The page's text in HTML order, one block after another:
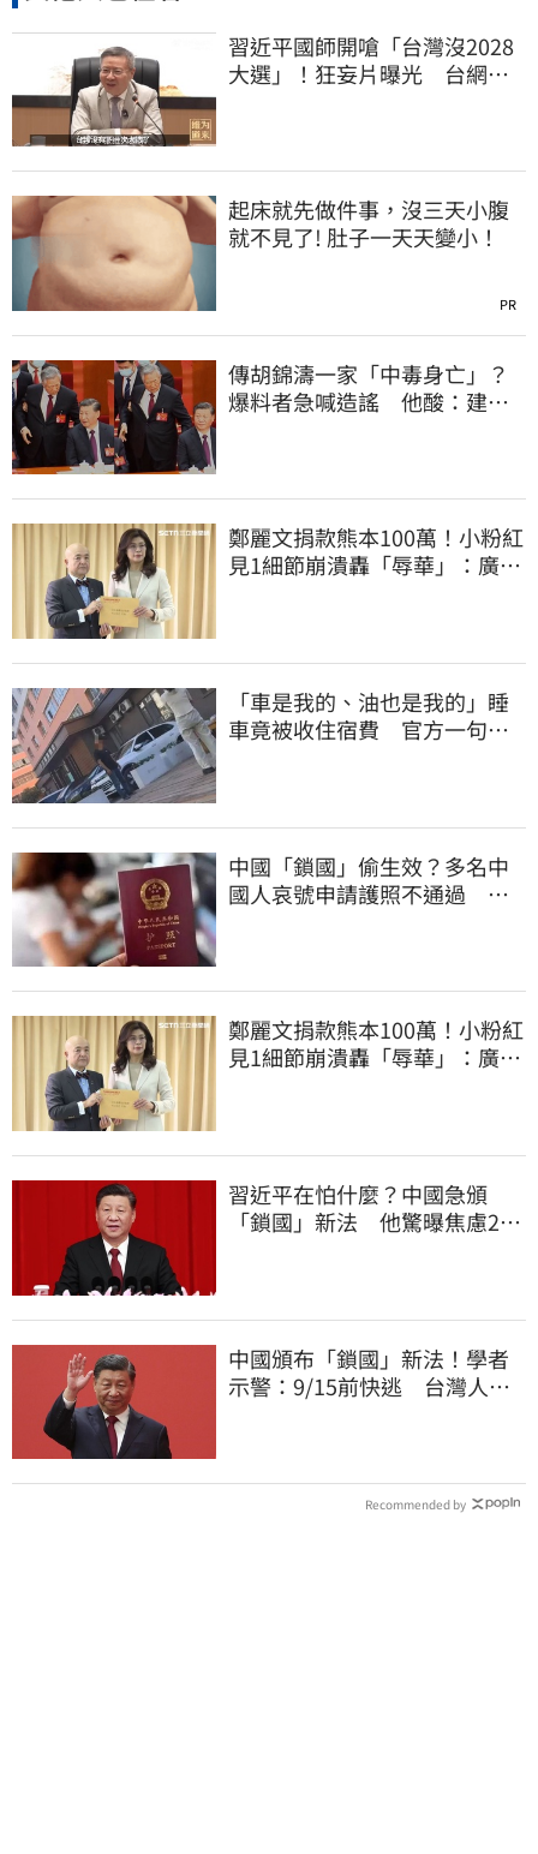
習近平國師開嗆「台灣沒2028
大選」！狂妄片曝光 台網
起床就先做件事，沒三天小腹
就不見了! 肚子一天天變小！
PR
傳胡錦濤一家「中毒身亡」？
爆料者急喊造謠 他酸：建議
鄭麗文捐款熊本100萬！小粉紅
見1細節崩潰轟「辱華」：廣西
「車是我的、油也是我的」睡
車竟被收住宿費 官方一句話
中國「鎖國」偷生效？多名中
國人哀號申請護照不通過 網
鄭麗文捐款熊本100萬！小粉紅
見1細節崩潰轟「辱華」：廣西
習近平在怕什麼？中國急頒
「鎖國」新法 他驚曝焦慮2
中國頒布「鎖國」新法！學者
示警：9/15前快逃 台灣人也
Recommended by